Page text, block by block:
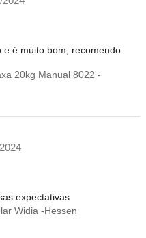
e é muito bom, recomendo
20kg Manual 8022 -
expectativas
Widia -Hessen